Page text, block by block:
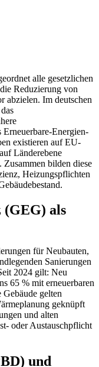
alle gesetzlichen
Reduzierung von
abzielen. Im deutschen
Energien-
existieren auf EU-
Länderebene
bilden diese
Heizungspflichten
(GEG) als
für Neubauten,
Sanierungen
2024 gilt: Neu
65 % mit erneuerbaren
gelten
geknüpft
und alten
oder Austauschpflicht
und